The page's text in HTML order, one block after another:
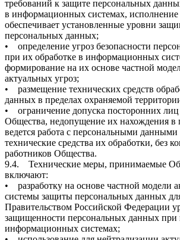
требований к защите персональных
в информационных системах, исполнение
обеспечивает установленные уровни
персональных данных;
• определение угроз безопасности
при их обработке в информационных
формирование на их основе частной
актуальных угроз;
• размещение технических средств
данных в пределах охраняемой
• ограничение допуска посторонних
Общества, недопущение их нахождения в
ведется работа с персональными
технические средства их обработки, без
работников Общества.
9.4. Технические меры, принимаемые
включают:
• разработку на основе частной модели
системы защиты персональных данных
Правительством Российской Федерации
защищенности персональных данных при
информационных системах;